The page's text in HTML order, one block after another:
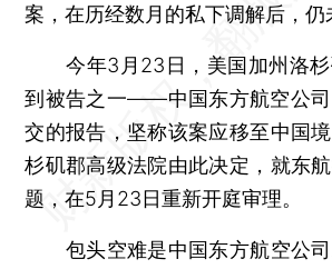
案，在历经数月的私下调解后，仍
今年3月23日，美国加州洛杉
到被告之一——中国东方航空公
交的报告，坚称该案应移至中国
杉矶郡高级法院由此决定，就东
题，在5月23日重新开庭审理。
包头空难是中国东方航空公司